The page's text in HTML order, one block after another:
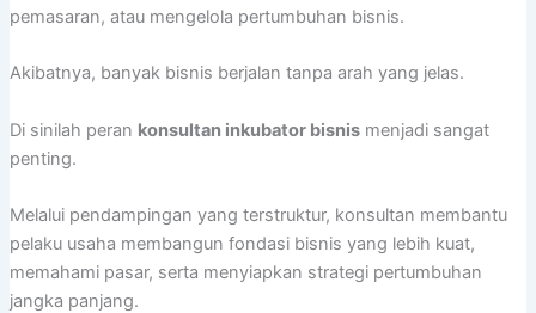
pemasaran, atau mengelola pertumbuhan bisnis.
Akibatnya, banyak bisnis berjalan tanpa arah yang jelas.
Di sinilah peran konsultan inkubator bisnismenjadi sangat
penting.
Melalui pendampingan yang terstruktur, konsultan membantu
pelaku usaha membangun fondasi bisnis yang lebih kuat,
memahami pasar, serta menyiapkan strategi pertumbuhan
jangka panjang.